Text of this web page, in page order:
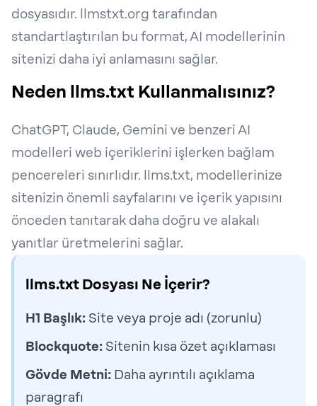
dosyasıdır. llmstxt.org tarafından
standartlaştırılan bu format, AI modellerinin
sitenizi daha iyi anlamasını sağlar.
Neden llms.txt Kullanmalısınız?
ChatGPT, Claude, Gemini ve benzeri AI
modelleri web içeriklerini işlerken bağlam
pencereleri sınırlıdır. llms.txt, modellerinize
sitenizin önemli sayfalarını ve içerik yapısını
önceden tanıtarak daha doğru ve alakalı
yanıtlar üretmelerini sağlar.
llms.txt Dosyası Ne İçerir?
H1 Başlık: Site veya proje adı (zorunlu)
Blockquote: Sitenin kısa özet açıklaması
Gövde Metni: Daha ayrıntılı açıklama
paragrafı